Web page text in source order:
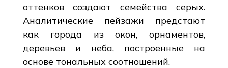
оттенков создают семейства серых.
Аналитические пейзажи предстают
как города из окон, орнаментов,
деревьев и неба, построенные на
основе тональных соотношений.